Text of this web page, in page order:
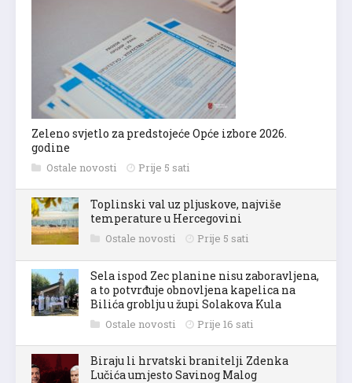
Zeleno svjetlo za predstojeće Opće izbore 2026.
godine
Ostale novosti Prije 5 sati
Toplinski val uz pljuskove, najviše
temperature u Hercegovini
Ostale novosti Prije 5 sati
Sela ispod Zec planine nisu zaboravljena,
a to potvrđuje obnovljena kapelica na
Bilića groblju u župi Solakova Kula
Ostale novosti Prije 16 sati
Biraju li hrvatski branitelji Zdenka
Lučića umjesto Savinog Malog